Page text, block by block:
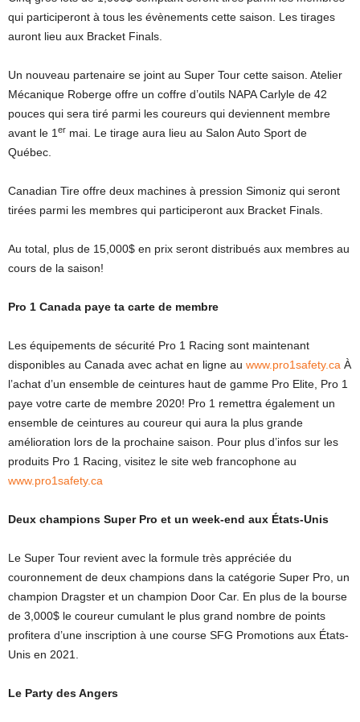
qui participeront à tous les évènements cette saison. Les tirages
auront lieu aux Bracket Finals.
Un nouveau partenaire se joint au Super Tour cette saison. Atelier
Mécanique Roberge offre un coffre d’outils NAPA Carlyle de 42
pouces qui sera tiré parmi les coureurs qui deviennent membre
avant le 1 er mai. Le tirage aura lieu au Salon Auto Sport de
Québec.
Canadian Tire offre deux machines à pression Simoniz qui seront
tirées parmi les membres qui participeront aux Bracket Finals.
Au total, plus de 15,000$ en prix seront distribués aux membres au
cours de la saison!
Pro 1 Canada paye ta carte de membre
Les équipements de sécurité Pro 1 Racing sont maintenant
disponibles au Canada avec achat en ligne au www.pro1safety.ca À
l’achat d’un ensemble de ceintures haut de gamme Pro Elite, Pro 1
paye votre carte de membre 2020! Pro 1 remettra également un
ensemble de ceintures au coureur qui aura la plus grande
amélioration lors de la prochaine saison. Pour plus d’infos sur les
produits Pro 1 Racing, visitez le site web francophone au
www.pro1safety.ca
Deux champions Super Pro et un week-end aux États-Unis
Le Super Tour revient avec la formule très appréciée du
couronnement de deux champions dans la catégorie Super Pro, un
champion Dragster et un champion Door Car. En plus de la bourse
de 3,000$ le coureur cumulant le plus grand nombre de points
profitera d’une inscription à une course SFG Promotions aux États-
Unis en 2021.
Le Party des Angers